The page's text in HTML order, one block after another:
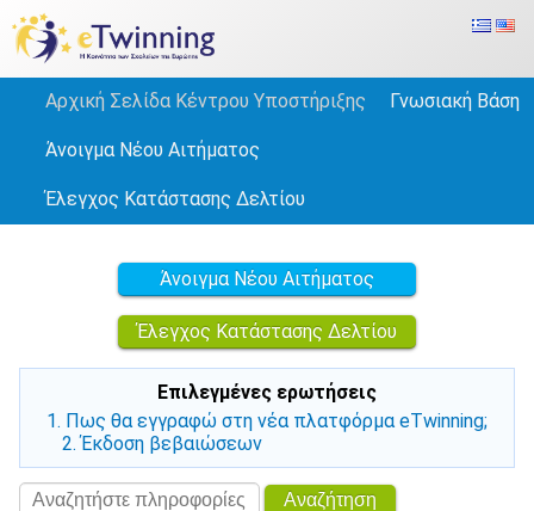
Αρχική Σελίδα Κέντρου Υποστήριξης Γνωσιακή Βάση
Άνοιγμα Νέου Αιτήματος
Έλεγχος Κατάστασης Δελτίου
Άνοιγμα Νέου Αιτήματος
Έλεγχος Κατάστασης Δελτίου
Επιλεγμένες ερωτήσεις
1. Πως θα εγγραφώ στη νέα πλατφόρμα eTwinning;
2. Έκδοση βεβαιώσεων
Αναζήτηση